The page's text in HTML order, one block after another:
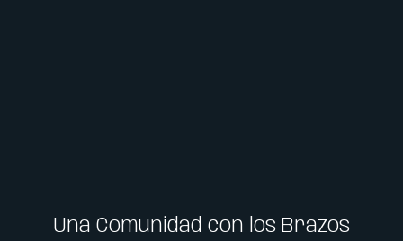
Una Comunidad con los Brazos